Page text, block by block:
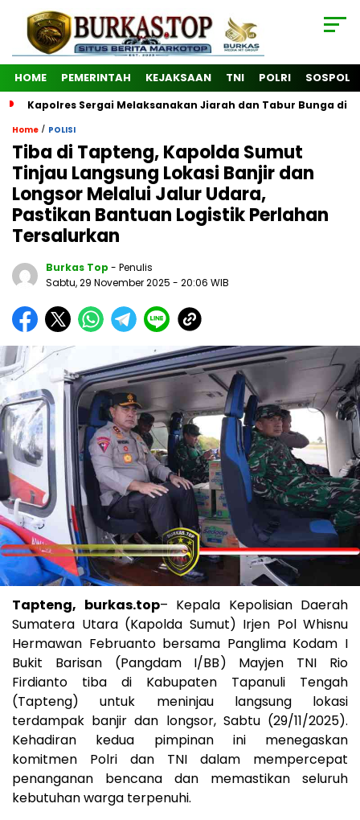
HOME PEMERINTAH KEJAKSAAN TNI POLRI SOSPOL
Kapolres Sergai Melaksanakan Jiarah dan Tabur Bunga di
Home / POLISI
Tiba di Tapteng, Kapolda Sumut
Tinjau Langsung Lokasi Banjir dan
Longsor Melalui Jalur Udara,
Pastikan Bantuan Logistik Perlahan
Tersalurkan
Burkas Top - Penulis
Sabtu, 29 November 2025 - 20:06 WIB
Tapteng, burkas.top– Kepala Kepolisian Daerah
Sumatera Utara (Kapolda Sumut) Irjen Pol Whisnu
Hermawan Februanto bersama Panglima Kodam I
Bukit Barisan (Pangdam I/BB) Mayjen TNI Rio
Firdianto tiba di Kabupaten Tapanuli Tengah
(Tapteng) untuk meninjau langsung lokasi
terdampak banjir dan longsor, Sabtu (29/11/2025).
Kehadiran kedua pimpinan ini menegaskan
komitmen Polri dan TNI dalam mempercepat
penanganan bencana dan memastikan seluruh
kebutuhan warga terpenuhi.